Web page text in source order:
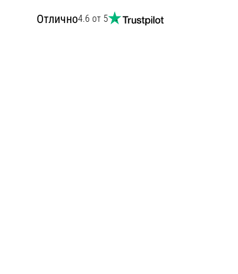
Отлично4.6 от 5